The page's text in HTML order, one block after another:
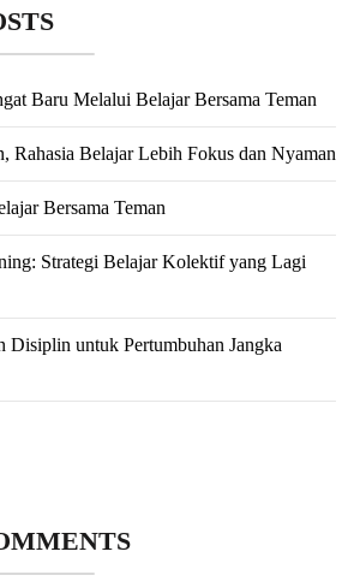
Baru Melalui Belajar Bersama Teman
Rahasia Belajar Lebih Fokus dan Nyaman
Bersama Teman
Strategi Belajar Kolektif yang Lagi
Disiplin untuk Pertumbuhan Jangka